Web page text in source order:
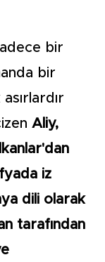
bir
bir
Aliy,
iz
dili olarak
tarafından